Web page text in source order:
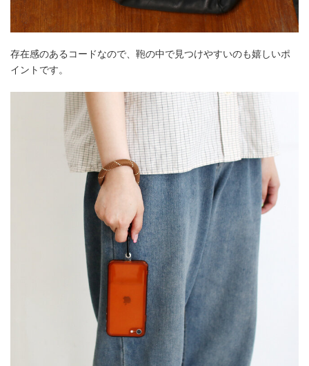
存在感のあるコードなので、鞄の中で見つけやすいのも嬉しいポ
イントです。